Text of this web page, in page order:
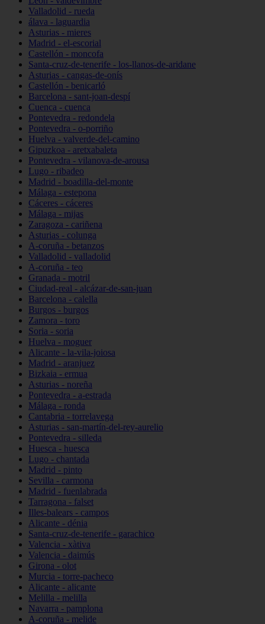
Valladolid - rueda
álava - laguardia
Asturias - mieres
Madrid - el-escorial
Castellón - moncofa
Santa-cruz-de-tenerife - los-llanos-de-aridane
Asturias - cangas-de-onís
Castellón - benicarló
Barcelona - sant-joan-despí
Cuenca - cuenca
Pontevedra - redondela
Pontevedra - o-porriño
Huelva - valverde-del-camino
Gipuzkoa - aretxabaleta
Pontevedra - vilanova-de-arousa
Lugo - ribadeo
Madrid - boadilla-del-monte
Málaga - estepona
Cáceres - cáceres
Málaga - mijas
Zaragoza - cariñena
Asturias - colunga
A-coruña - betanzos
Valladolid - valladolid
A-coruña - teo
Granada - motril
Ciudad-real - alcázar-de-san-juan
Barcelona - calella
Burgos - burgos
Zamora - toro
Soria - soria
Huelva - moguer
Alicante - la-vila-joiosa
Madrid - aranjuez
Bizkaia - ermua
Asturias - noreña
Pontevedra - a-estrada
Málaga - ronda
Cantabria - torrelavega
Asturias - san-martín-del-rey-aurelio
Pontevedra - silleda
Huesca - huesca
Lugo - chantada
Madrid - pinto
Sevilla - carmona
Madrid - fuenlabrada
Tarragona - falset
Illes-balears - campos
Alicante - dénia
Santa-cruz-de-tenerife - garachico
Valencia - xàtiva
Valencia - daimús
Girona - olot
Murcia - torre-pacheco
Alicante - alicante
Melilla - melilla
Navarra - pamplona
A-coruña - melide